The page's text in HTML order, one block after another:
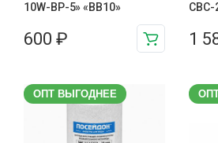
10W-BP-5» «BB10»
600 ₽ 1
ОПТ ВЫГОДНЕЕ